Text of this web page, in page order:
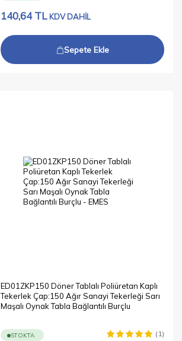
140,64TL KDV DAHİL
Sepete Ekle
ED01ZKP150 Döner Tablalı Poliüretan Kaplı
Tekerlek Çap:150 Ağır Sanayi Tekerleği Sarı
Maşalı Oynak Tabla Bağlantılı Burçlu
STOKTA (1)